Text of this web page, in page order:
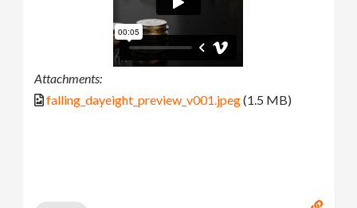
Attachments:
falling_dayeight_preview_v001.jpeg(1.5 MB)